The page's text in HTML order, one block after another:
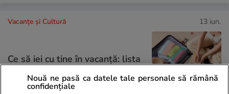
Vacanțe și Cultură 13 iun.
Ce să iei cu tine în vacanță: lista
completă de lucruri esențiale
Nouă ne pasă ca datele tale personale să rămână
confidențiale